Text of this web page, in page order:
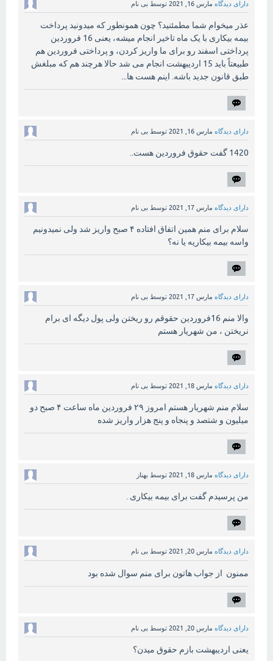
دارای دیدگاه مارس 16, 2021 توسط بی نام
عذر میخوام شما مطمئنید؟ چون همونطور که میدونید پرداخت
بیمه بیکاری با یک ماه تاخیر انجام میشه، یعنی 16 فروردین
پرداختی اسفند رو برای ما واریز کردن، و پرداختی فروردین هم
طبیعتاً باید 15 اردیبهشت انجام می شد حالا هرچند هم که مبلغش
طبق قانون جدید باشه. اینم هست ها...
دارای دیدگاه مارس 16, 2021 توسط بی نام
1420 گفت حقوق فروردین هست..
دارای دیدگاه مارس 17, 2021 توسط بی نام
سلام برای منم همین اتفاق افتاده ۴ صبح واریز شد ولی نمیدونیم
واسه بیمه بیکاریه یا نه؟
دارای دیدگاه مارس 17, 2021 توسط بی نام
والا منم 16فروردین حقوقم رو ریختن ولی پول دیگه ای برام
نریختن ، من شهریار هستم
دارای دیدگاه مارس 18, 2021 توسط بی نام
سلام منم شهریار هستم امروز ۲۹ فروردین ماه ساعت ۴ صبح دو
میلیون و شتصد و پنجاه و پنج هزار واریز شده
دارای دیدگاه مارس 18, 2021 توسط بهناز
من پرسیدم گفت برای بیمه بیکاری .
دارای دیدگاه مارس 20, 2021 توسط بی نام
ممنون از جواب هاتون برای منم سوال شده بود
دارای دیدگاه مارس 20, 2021 توسط بی نام
یعنی اردیبهشت بازم حقوق میدن؟